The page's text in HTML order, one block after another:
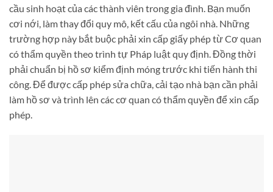
cầu sinh hoạt của các thành viên trong gia đình. Bạn muốn
cơi nới, làm thay đổi quy mô, kết cấu của ngôi nhà. Những
trường hợp này bắt buộc phải xin cấp giấy phép từ Cơ quan
có thẩm quyền theo trình tự Pháp luật quy định. Đồng thời
phải chuẩn bị hồ sơ kiểm định móng trước khi tiến hành thi
công. Để được cấp phép sửa chữa, cải tạo nhà bạn cần phải
làm hồ sơ và trình lên các cơ quan có thẩm quyền để xin cấp
phép.